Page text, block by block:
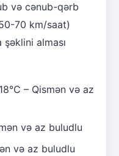
və cənub-qərb
70 km/saat)
alması
– Qismən və az
və az buludlu
və az buludlu